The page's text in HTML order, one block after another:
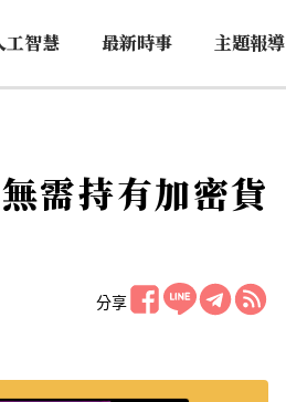
工智慧 最新時事 主題報導
需持有加密貨
分享